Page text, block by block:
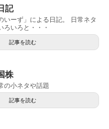
記
いーず」による日記。 日常ネタ
ろいろと・・・
記事を読む
株
の小ネタや話題
記事を読む